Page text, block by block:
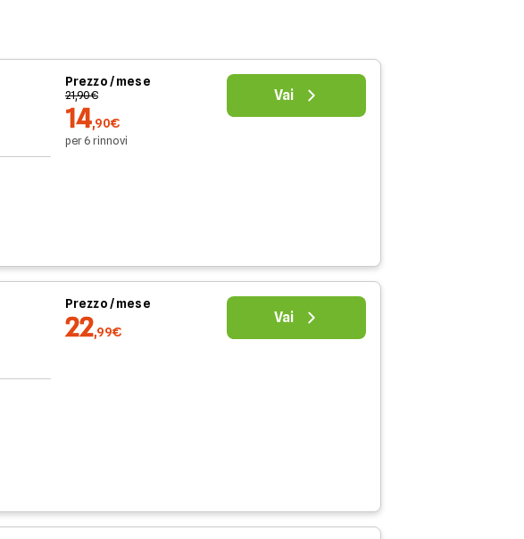
Prezzo / mese
21,90€
14,90€
per 6 rinnovi
Vai
Prezzo / mese
22,99€
Vai